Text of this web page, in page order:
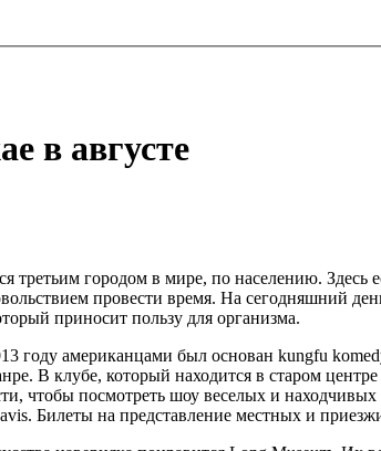
в августе
третьим городом в мире, по населению. Здесь
провести время. На сегодняшний
приносит пользу для организма.
году американцами был основан kungfu
В клубе, который находится в старом
чтобы посмотреть шоу веселых и
Билеты на представление местных и